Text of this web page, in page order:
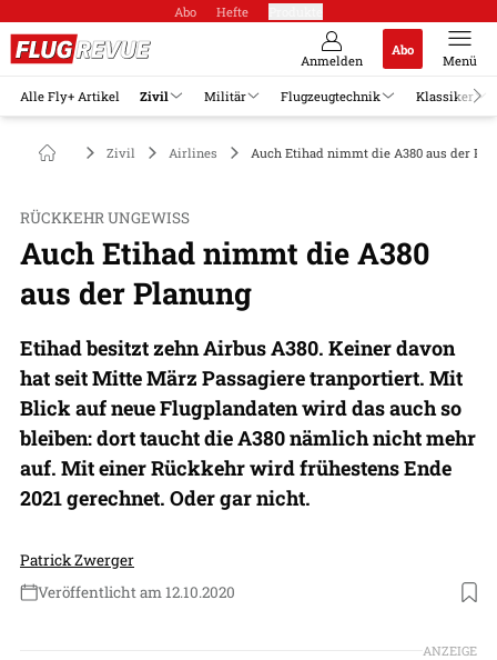
Abo Hefte
Anmelden
Abo
Menü
Alle Fly+ Artikel Zivil Militär Flugzeugtechnik Klassiker
Zivil Airlines Auch Etihad nimmt die A380 aus der
RÜCKKEHR UNGEWISS
Auch Etihad nimmt die A380
aus der Planung
Etihad besitzt zehn Airbus A380. Keiner davon
hat seit Mitte März Passagiere tranportiert. Mit
Blick auf neue Flugplandaten wird das auch so
bleiben: dort taucht die A380 nämlich nicht mehr
auf. Mit einer Rückkehr wird frühestens Ende
2021 gerechnet. Oder gar nicht.
Patrick Zwerger
Veröffentlicht am 12.10.2020
Foto: Etihad
ANZEIGE